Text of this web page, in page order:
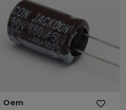
Oem